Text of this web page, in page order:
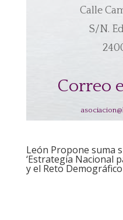
Calle
S/N.
Correo
León Propone suma
‘Estrategia Nacional
y el Reto Demográfico